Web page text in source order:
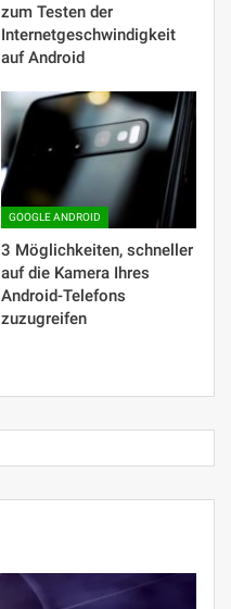
zum Testen der
Internetgeschwindigkeit
auf Android
GOOGLE ANDROID
3 Möglichkeiten, schneller
auf die Kamera Ihres
Android-Telefons
zuzugreifen